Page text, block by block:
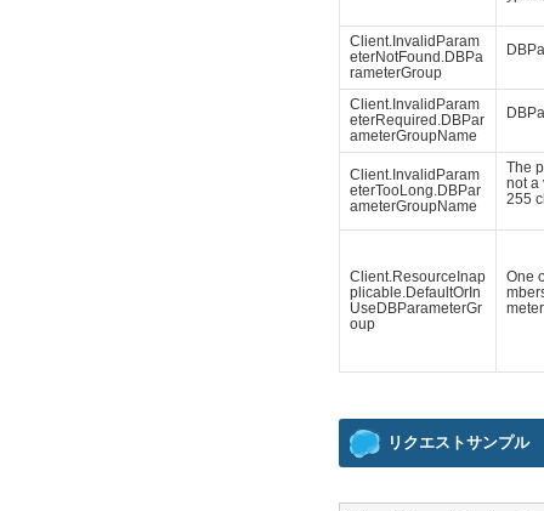
Client.InvalidParam
eterNotFound.DBPa
rameterGroup
Client.InvalidParam
eterRequired.DBPar
ameterGroupName
Client.InvalidParam
eterTooLong.DBPar
ameterGroupName
The
not a
255
Client.ResourceInap
plicable.DefaultOrIn
UseDBParameterGr
oup
One
リクエストサンプル